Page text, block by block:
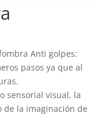
Anti golpes:
pasos ya que al
sensorial visual, la
de la imaginación de